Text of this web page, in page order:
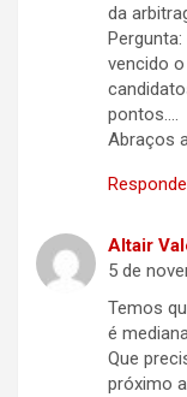
da
vencido
pontos….
Abraços
Altair
5 de
Temos
é
Que
próximo